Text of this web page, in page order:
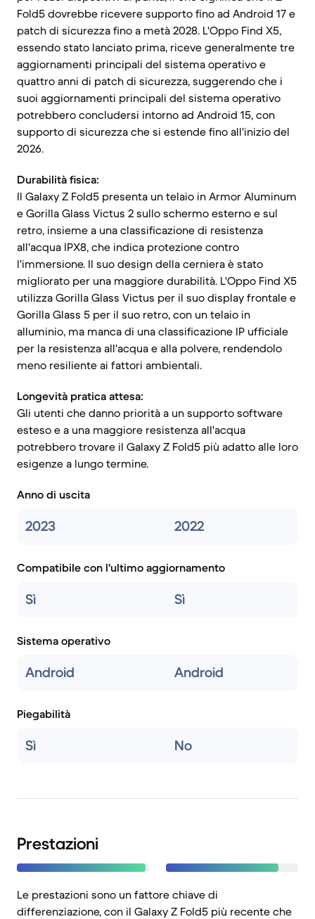
Fold5 dovrebbe ricevere supporto fino ad Android 17 e
patch di sicurezza fino a metà 2028. L'Oppo Find X5,
essendo stato lanciato prima, riceve generalmente tre
aggiornamenti principali del sistema operativo e
quattro anni di patch di sicurezza, suggerendo che i
suoi aggiornamenti principali del sistema operativo
potrebbero concludersi intorno ad Android 15, con
supporto di sicurezza che si estende fino all'inizio del
2026.
Durabilità fisica:
Il Galaxy Z Fold5 presenta un telaio in Armor Aluminum
e Gorilla Glass Victus 2 sullo schermo esterno e sul
retro, insieme a una classificazione di resistenza
all'acqua IPX8, che indica protezione contro
l'immersione. Il suo design della cerniera è stato
migliorato per una maggiore durabilità. L'Oppo Find X5
utilizza Gorilla Glass Victus per il suo display frontale e
Gorilla Glass 5 per il suo retro, con un telaio in
alluminio, ma manca di una classificazione IP ufficiale
per la resistenza all'acqua e alla polvere, rendendolo
meno resiliente ai fattori ambientali.
Longevità pratica attesa:
Gli utenti che danno priorità a un supporto software
esteso e a una maggiore resistenza all'acqua
potrebbero trovare il Galaxy Z Fold5 più adatto alle loro
esigenze a lungo termine.
Anno di uscita
2023 2022
Compatibile con l'ultimo aggiornamento
Sì Sì
Sistema operativo
Android Android
Piegabilità
Sì No
Prestazioni
Le prestazioni sono un fattore chiave di
differenziazione, con il Galaxy Z Fold5 più recente che